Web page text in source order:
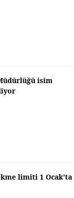
isim
limiti 1 Ocak’ta